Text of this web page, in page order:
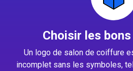
Choisir les
Un logo de salon de coiffure
incomplet sans les symboles,